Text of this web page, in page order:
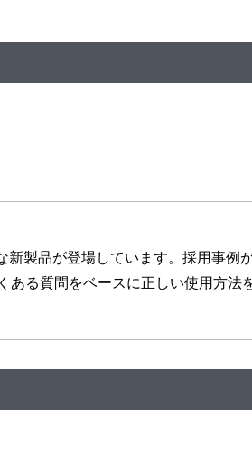
製品が登場しています。採用事例
る質問をベースに正しい使用方法